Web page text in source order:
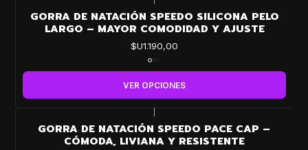
GORRA DE NATACIÓN SPEEDO SILICONA PELO
LARGO – MAYOR COMODIDAD Y AJUSTE
$U1.190,00
VER OPCIONES
GORRA DE NATACIÓN SPEEDO PACE CAP –
CÓMODA, LIVIANA Y RESISTENTE